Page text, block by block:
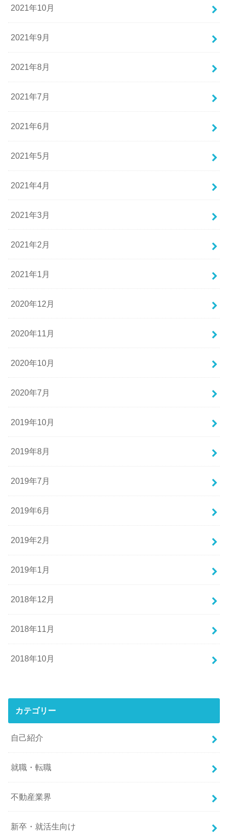
2021年10月
2021年9月
2021年8月
2021年7月
2021年6月
2021年5月
2021年4月
2021年3月
2021年2月
2021年1月
2020年12月
2020年11月
2020年10月
2020年7月
2019年10月
2019年8月
2019年7月
2019年6月
2019年2月
2019年1月
2018年12月
2018年11月
2018年10月
カテゴリー
自己紹介
就職・転職
不動産業界
新卒・就活生向け